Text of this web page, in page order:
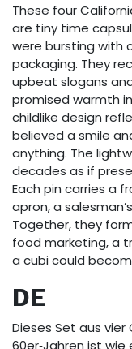
These four
are tiny time
were bursting with
packaging. They
upbeat slogans
promised warmth
childlike design
believed a smile
anything. The
decades as if
Each pin carries a
apron, a
Together, they
food marketing, a
a cubi could
DE
Dieses Set aus
60er‑Jahren ist wie